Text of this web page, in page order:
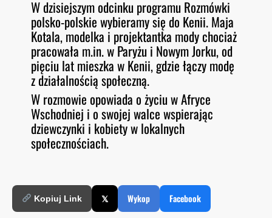
O
D
E
RSS FEED
LINK
EMBED
W dzisiejszym odcinku programu Rozmówki
polsko-polskie wybieramy się do Kenii. Maja
Kotala, modelka i projektantka mody chociaż
pracowała m.in. w Paryżu i Nowym Jorku, od
pięciu lat mieszka w Kenii, gdzie łączy modę
z działalnością społeczną.
W rozmowie opowiada o życiu w Afryce
Wschodniej i o swojej walce wspierając
dziewczynki i kobiety w lokalnych
społecznościach.
Kopiuj Link 𝕏 Wykop Facebook